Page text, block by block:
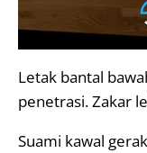
Letak bantal
penetrasi. Zakar
Suami kawal